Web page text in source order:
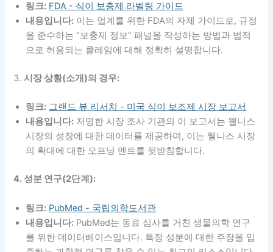
링크: FDA - 식이 보충제 라벨링 가이드
내용입니다: 이는 업계를 위한 FDA의 자체 가이드로, 규정
을 준수하는 “보충제 정보” 패널을 작성하는 방법과 법적
으로 허용되는 클레임에 대해 정확히 설명합니다.
3.시장 상황(소개)의 경우:
링크: 그랜드 뷰 리서치 - 미국 식이 보조제 시장 보고서
내용입니다: 저명한 시장 조사 기관의 이 보고서는 웰니스
시장의 성장에 대한 데이터를 제공하며, 이는 웰니스 시장
의 확대에 대한 오프닝 멘트를 뒷받침합니다.
4. 성분 연구(2단계):
링크: PubMed - 국립의학도서관
내용입니다: PubMed는 동료 심사를 거친 생물의학 연구
를 위한 데이터베이스입니다. 특정 성분에 대한 주장을 입